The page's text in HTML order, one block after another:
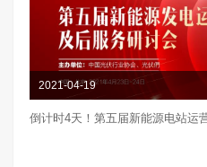
2021-04-19
倒计时4天！第五届新能源电站运